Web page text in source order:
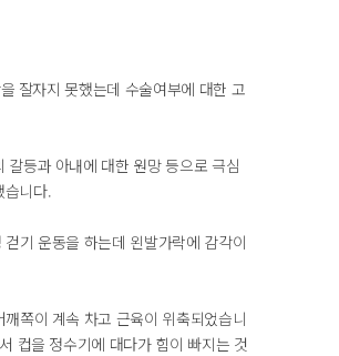
잘자지 못했는데 수술여부에 대한 고
등과 아내에 대한 원망 등으로 극심
습니다.
기 운동을 하는데 왼발가락에 감각이
쪽이 계속 차고 근육이 위축되었습니
컵을 정수기에 대다가 힘이 빠지는 것